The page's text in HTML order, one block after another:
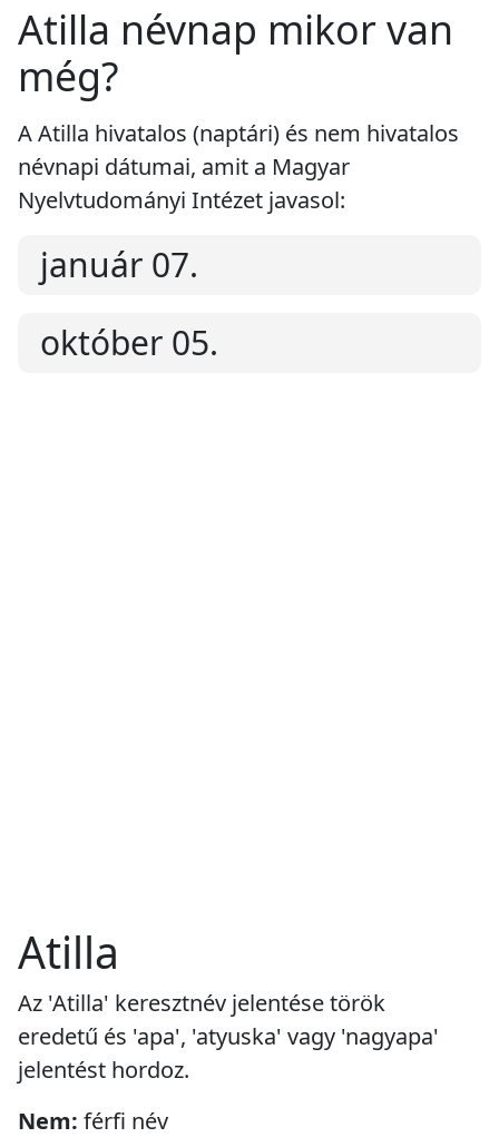
Atilla névnap mikor van
még?
A Atilla hivatalos (naptári) és nem hivatalos
névnapi dátumai, amit a Magyar
Nyelvtudományi Intézet javasol:
január 07.
október 05.
Atilla
Az 'Atilla' keresztnév jelentése török
eredetű és 'apa', 'atyuska' vagy 'nagyapa'
jelentést hordoz.
Nem: férfi név